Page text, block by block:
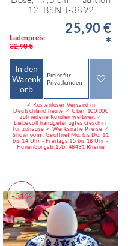
12, BSN J-3892
Ladenpreis:
32,90 €
25,90 €
*
In den
Warenk
orb
Preise für
Privatkunden
✓ Kostenloser Versand in
Deutschland heute ✓ Über 100.000
zufriedene Kunden weltweit ✓
Liebevoll handgefertigtes Geschirr
für zuhause ✓ Werksnahe Preise ✓
Showroom : Geöffnet Mo. bis Do. 11
bis 14 Uhr - Freitags 15 bis 18 Uhr -
Hünenborgstr.17b, 48431 Rheine
-31%